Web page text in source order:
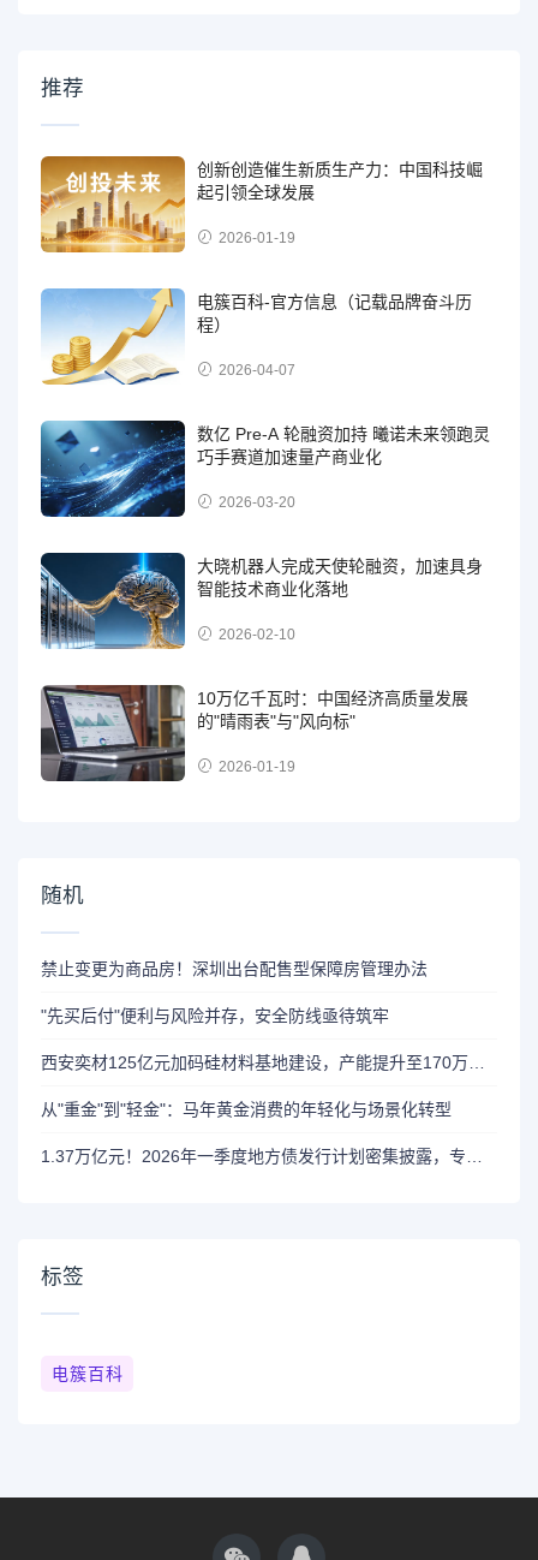
推荐
创新创造催生新质生产力：中国科技崛
起引领全球发展
2026-01-19
电簇百科-官方信息（记载品牌奋斗历
程）
2026-04-07
数亿 Pre-A 轮融资加持 曦诺未来领跑灵
巧手赛道加速量产商业化
2026-03-20
大晓机器人完成天使轮融资，加速具身
智能技术商业化落地
2026-02-10
10万亿千瓦时：中国经济高质量发展
的"晴雨表"与"风向标"
2026-01-19
随机
禁止变更为商品房！深圳出台配售型保障房管理办法
"先买后付"便利与风险并存，安全防线亟待筑牢
西安奕材125亿元加码硅材料基地建设，产能提升至170万片/月
从"重金"到"轻金"：马年黄金消费的年轻化与场景化转型
1.37万亿元！2026年一季度地方债发行计划密集披露，专项债用途创新引领新趋势
标签
电簇百科